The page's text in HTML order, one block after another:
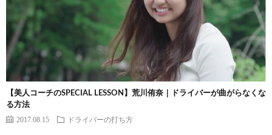
【美人コーチのSPECIAL LESSON】荒川侑奈｜ドライバーが曲がらなくな
る方法
2017.08.15 ドライバーの打ち方